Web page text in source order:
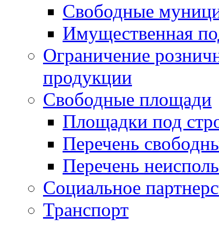
Свободные
Имущественная
Ограничение
продукции
Свободные площади
Площадки под
Перечень
Перечень
Социальное
Транспорт